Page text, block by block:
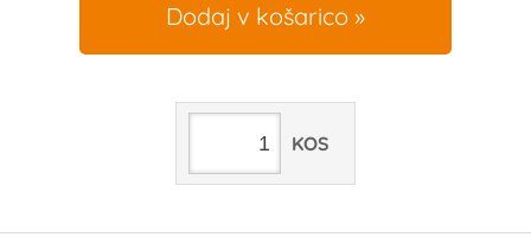
Dodaj v košarico
KOS